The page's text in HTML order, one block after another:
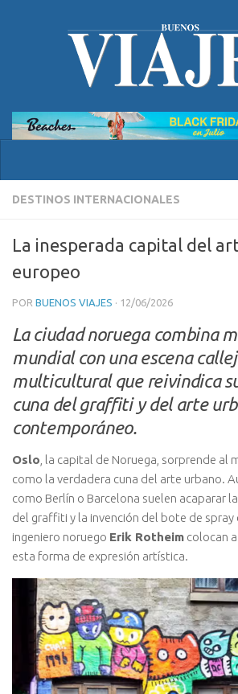
DESTINOS INTERNACIONALES
La inesperada capital del
europeo
POR BUENOS VIAJES · 12/06/2026
La ciudad noruega combina
mundial con una escena
multicultural que reivindica
cuna del graffiti y del arte
contemporáneo.
Oslo , la capital de Noruega, sorprende al
como la verdadera cuna del arte urbano.
como Berlín o Barcelona suelen acaparar
del graffiti y la invención del bote de spray
ingeniero noruego Erik Rotheim colocan
esta forma de expresión artística.